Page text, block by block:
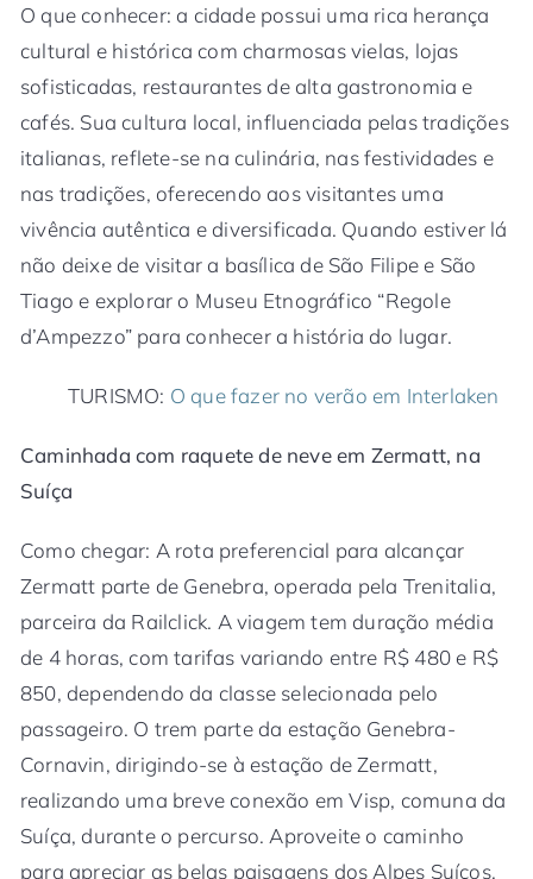
O que conhecer: a cidade possui uma rica herança
cultural e histórica com charmosas vielas, lojas
sofisticadas, restaurantes de alta gastronomia e
cafés. Sua cultura local, influenciada pelas tradições
italianas, reflete-se na culinária, nas festividades e
nas tradições, oferecendo aos visitantes uma
vivência autêntica e diversificada. Quando estiver lá
não deixe de visitar a basílica de São Filipe e São
Tiago e explorar o Museu Etnográfico “Regole
d’Ampezzo” para conhecer a história do lugar.
TURISMO: O que fazer no verão em Interlaken
Caminhada com raquete de neve em Zermatt, na
Suíça
Como chegar: A rota preferencial para alcançar
Zermatt parte de Genebra, operada pela Trenitalia,
parceira da Railclick. A viagem tem duração média
de 4 horas, com tarifas variando entre R$ 480 e R$
850, dependendo da classe selecionada pelo
passageiro. O trem parte da estação Genebra-
Cornavin, dirigindo-se à estação de Zermatt,
realizando uma breve conexão em Visp, comuna da
Suíça, durante o percurso. Aproveite o caminho
para apreciar as belas paisagens dos Alpes Suíços.